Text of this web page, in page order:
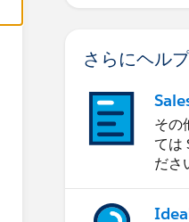
さらにヘル
その
ては
ださ